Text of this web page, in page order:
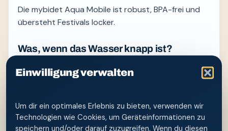
Einwilligung verwalten
Um dir ein optimales Erlebnis zu bieten, verwenden wir
Technologien wie Cookies, um Geräteinformationen zu
speichern und/oder darauf zuzugreifen. Wenn du diesen
Die mybidet Aqua Mobile ist robust, BPA-frei und
übersteht Festivals locker.
Was, wenn das Wasser knapp ist?
jede Notdusche. Im Notfall reicht auch wenig
Verwandte Ratgeber